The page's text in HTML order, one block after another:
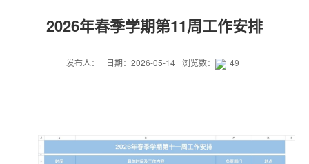
2026年春季学期第11周工作安排
发布人： 日期：2026-05-14 浏览数： 49